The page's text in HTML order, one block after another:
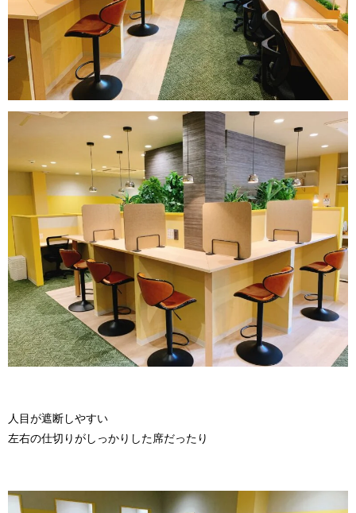
人目が遮断しやすい
左右の仕切りがしっかりした席だったり